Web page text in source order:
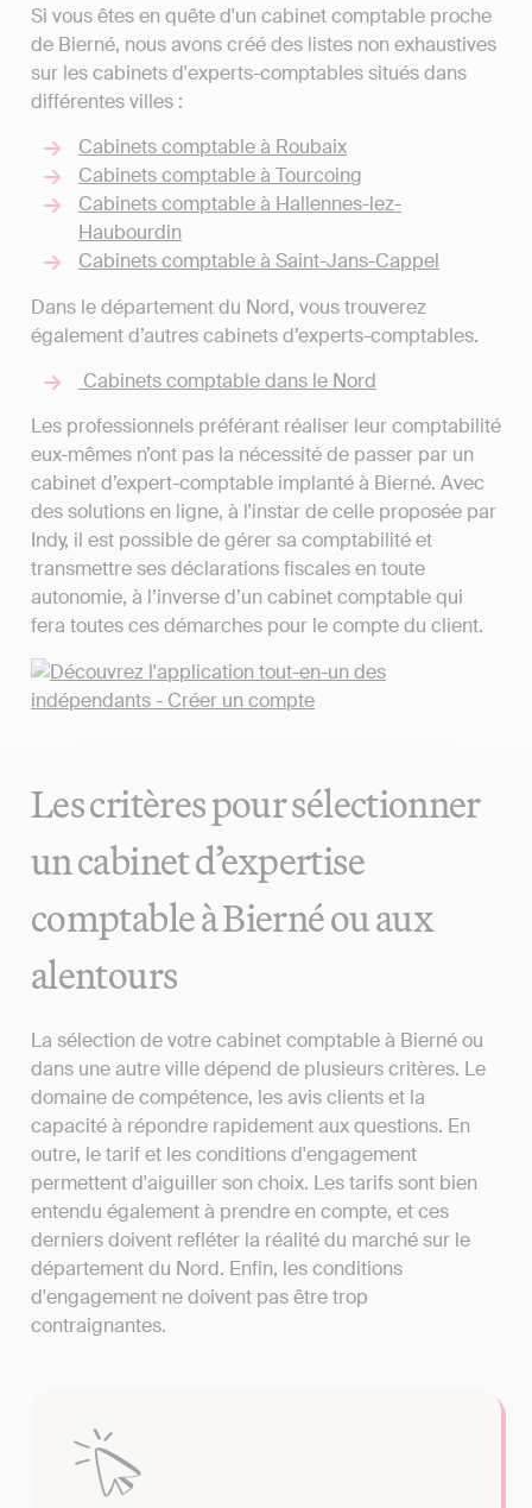
Si vous êtes en quête d'un cabinet comptable proche
de Bierné, nous avons créé des listes non exhaustives
sur les cabinets d'experts-comptables situés dans
différentes villes :
Cabinets comptable à Roubaix
Cabinets comptable à Tourcoing
Cabinets comptable à Hallennes-lez-
Haubourdin
Cabinets comptable à Saint-Jans-Cappel
Dans le département du Nord, vous trouverez
également d’autres cabinets d’experts-comptables.
Cabinets comptable dans le Nord
Les professionnels préférant réaliser leur comptabilité
eux-mêmes n’ont pas la nécessité de passer par un
cabinet d’expert-comptable implanté à Bierné. Avec
des solutions en ligne, à l'instar de celle proposée par
Indy, il est possible de gérer sa comptabilité et
transmettre ses déclarations fiscales en toute
autonomie, à l’inverse d’un cabinet comptable qui
fera toutes ces démarches pour le compte du client.
Les critères pour sélectionner
un cabinet d’expertise
comptable à Bierné ou aux
alentours
La sélection de votre cabinet comptable à Bierné ou
dans une autre ville dépend de plusieurs critères. Le
domaine de compétence, les avis clients et la
capacité à répondre rapidement aux questions. En
outre, le tarif et les conditions d'engagement
permettent d'aiguiller son choix. Les tarifs sont bien
entendu également à prendre en compte, et ces
derniers doivent refléter la réalité du marché sur le
département du Nord. Enfin, les conditions
d'engagement ne doivent pas être trop
contraignantes.